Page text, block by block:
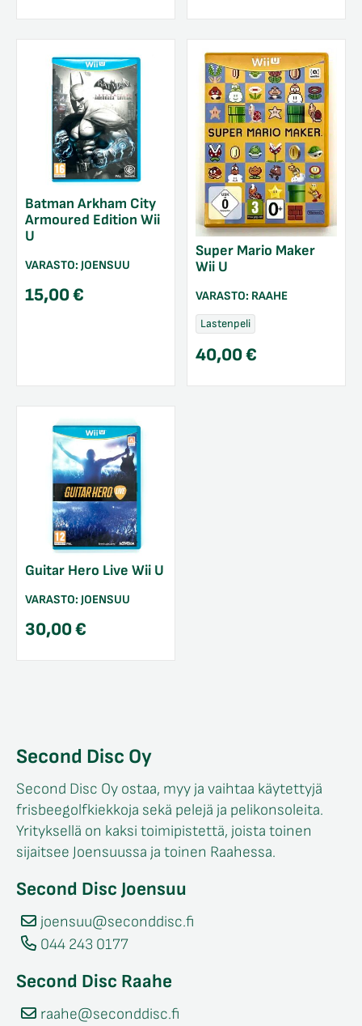
Batman Arkham City
Armoured Edition Wii
U
VARASTO: JOENSUU
15,00€
Super Mario Maker
Wii U
VARASTO: RAAHE
Lastenpeli
40,00€
Guitar Hero Live Wii U
VARASTO: JOENSUU
30,00€
Second Disc Oy
Second Disc Oy ostaa, myy ja vaihtaa käytettyjä
frisbeegolfkiekkoja sekä pelejä ja pelikonsoleita.
Yrityksellä on kaksi toimipistettä, joista toinen
sijaitsee Joensuussa ja toinen Raahessa.
Second Disc Joensuu
joensuu@seconddisc.fi
044 243 0177
Second Disc Raahe
raahe@seconddisc.fi